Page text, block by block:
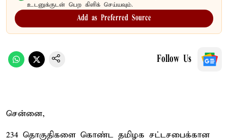
உடனுக்குடன் பெற கிளிக் செய்யவும்.
Add as Preferred Source
Follow Us
சென்னை,
234 தொகுதிகளை கொண்ட தமிழக சட்டசபைக்கான